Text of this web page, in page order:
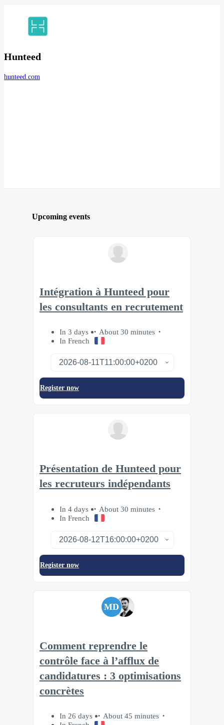
Hunteed
hunteed.com
Upcoming events
Intégration à Hunteed pour
les consultants en recrutement
In 3 days
About 30 minutes
In French
Register now
Présentation de Hunteed pour
les recruteurs indépendants
In 4 days
About 30 minutes
In French
Register now
MD
Comment reprendre le
contrôle face à l’afflux de
candidatures : 3 optimisations
concrètes
In 26 days
About 45 minutes